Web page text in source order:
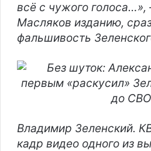
всё с чужого
Масляков изданию,
фальшивость
Владимир Зеленский.
кадр видео одного из